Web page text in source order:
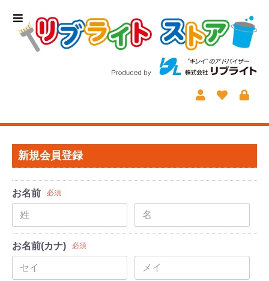
新規会員登録
お名前 必須
お名前(カナ) 必須